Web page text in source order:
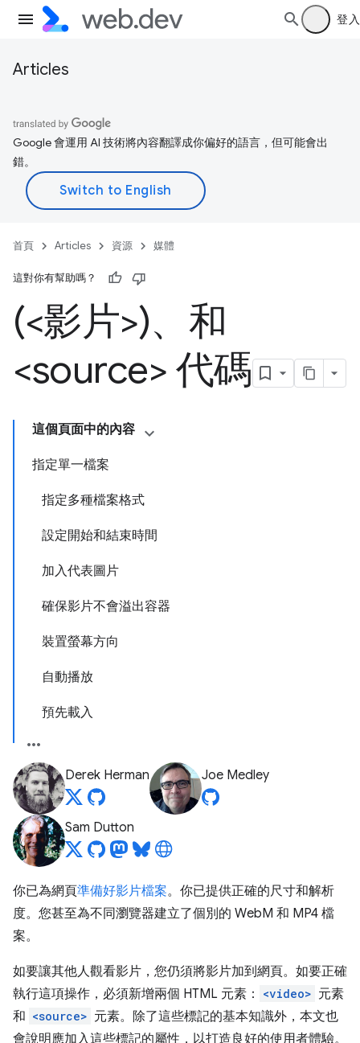
登入
Articles
Google 會運用 AI 技術將內容翻譯成你偏好的語言，但可能會出
錯。
首頁 Articles 資源 媒體
這對你有幫助嗎？
(<影片>)、和
<source> 代碼
這個頁面中的內容
指定單一檔案
指定多種檔案格式
設定開始和結束時間
加入代表圖片
確保影片不會溢出容器
裝置螢幕方向
自動播放
預先載入
Derek Herman Joe Medley
Sam Dutton
你已為網頁準備好影片檔案。你已提供正確的尺寸和解析
度。您甚至為不同瀏覽器建立了個別的 WebM 和 MP4 檔
案。
如要讓其他人觀看影片，您仍須將影片加到網頁。如要正確
執行這項操作，必須新增兩個 HTML 元素：
<video> 元素
和 <source> 元素。除了這些標記的基本知識外，本文也
會說明應加入這些標記的屬性，以打造良好的使用者體驗。